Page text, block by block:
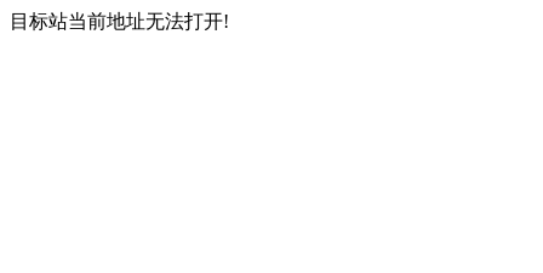
目标站当前地址无法打开!